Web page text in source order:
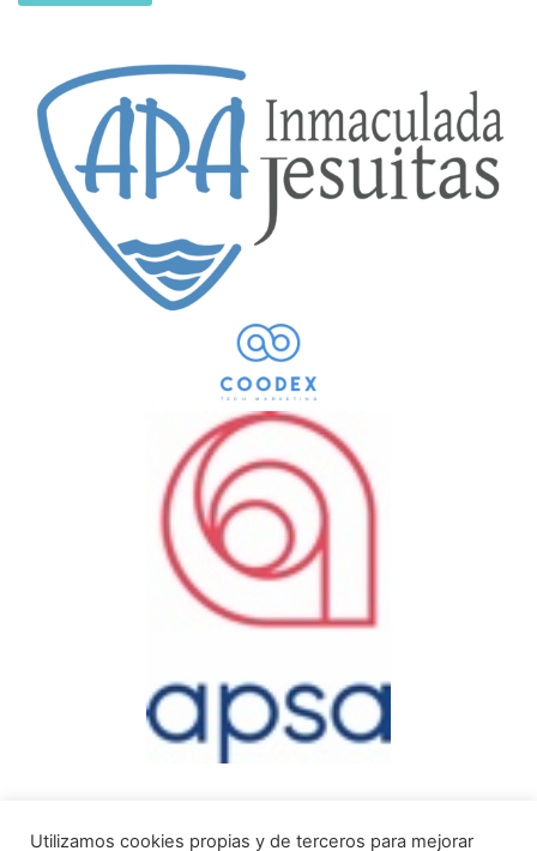
Utilizamos cookies propias y de terceros para mejorar